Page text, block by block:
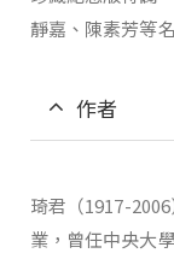
靜嘉、陳素芳等
作者
琦君（1917-
業，曾任中央大